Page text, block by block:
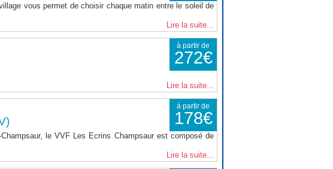
vous permet de choisir chaque matin entre le soleil de
Lire la suite...
à partir de
272€
Lire la suite...
à partir de
178€
le VVF Les Ecrins Champsaur est composé de
Lire la suite...